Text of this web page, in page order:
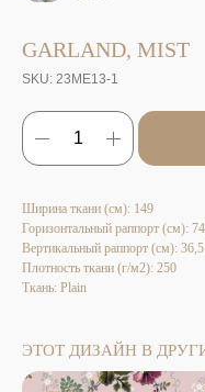
GARLAND, MIST
SKU: 23ME13-1
Ширина ткани (см): 149
Горизонтальный раппорт (см):
Вертикальный раппорт (см): 36,5
Плотность ткани (г/м2): 250
Ткань: Plain
ЭТОТ ДИЗАЙН В